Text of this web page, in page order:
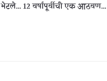
12 वर्षांपूर्वीची एक आठवण…